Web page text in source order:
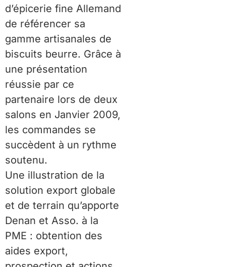
d’épicerie fine Allemand
de référencer sa
gamme artisanales de
biscuits beurre. Grâce à
une présentation
réussie par ce
partenaire lors de deux
salons en Janvier 2009,
les commandes se
succèdent à un rythme
soutenu.
Une illustration de la
solution export globale
et de terrain qu’apporte
Denan et Asso. à la
PME : obtention des
aides export,